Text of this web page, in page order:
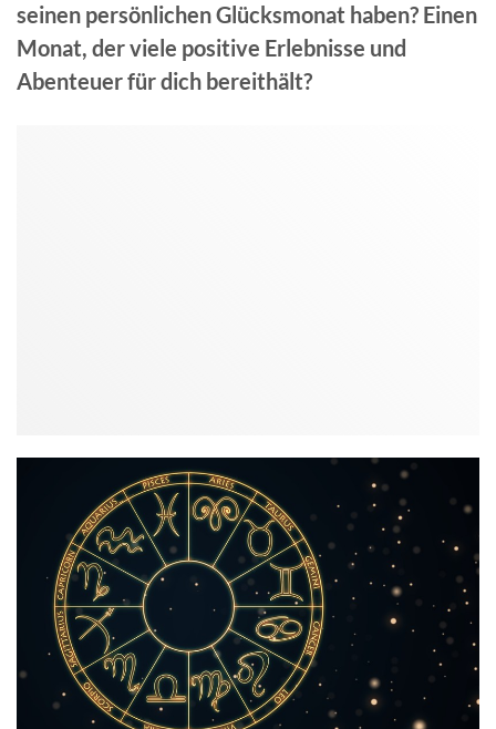
seinen persönlichen Glücksmonat haben? Einen
Monat, der viele positive Erlebnisse und
Abenteuer für dich bereithält?